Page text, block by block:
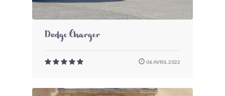
Dodge Charger
06 AVRIL 2022